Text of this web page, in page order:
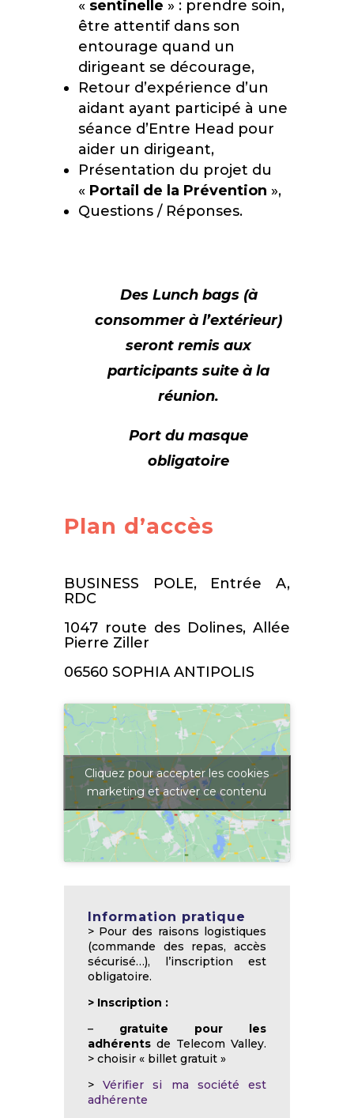
« sentinelle » : prendre soin,
être attentif dans son
entourage quand un
dirigeant se décourage,
Retour d’expérience d’un
aidant ayant participé à une
séance d’Entre Head pour
aider un dirigeant,
Présentation du projet du
« Portail de la Prévention »,
Questions / Réponses.
Des Lunch bags (à
consommer à l’extérieur)
seront remis aux
participants suite à la
réunion.
Port du masque
obligatoire
Plan d’accès
BUSINESS POLE, Entrée A,
RDC
1047 route des Dolines, Allée
Pierre Ziller
06560 SOPHIA ANTIPOLIS
Cliquez pour accepter les cookies
marketing et activer ce contenu
Information pratique
> Pour des raisons logistiques
(commande des repas, accès
sécurisé…), l’inscription est
obligatoire.
> Inscription :
– gratuite pour les
adhérentsde Telecom Valley.
> choisir « billet gratuit »
>
Vérifier si ma société est
adhérente